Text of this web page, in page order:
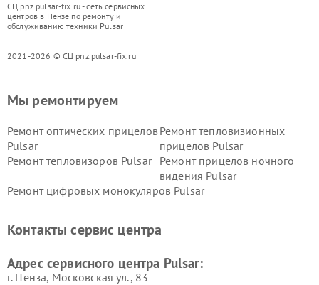
СЦ pnz.pulsar-fix.ru - сеть сервисных
центров в Пензе по ремонту и
обслуживанию техники Pulsar
2021-2026 © СЦ pnz.pulsar-fix.ru
Мы ремонтируем
Ремонт оптических прицелов
Pulsar
Ремонт тепловизионных
прицелов Pulsar
Ремонт тепловизоров Pulsar
Ремонт прицелов ночного
видения Pulsar
Ремонт цифровых монокуляров Pulsar
Контакты сервис центра
Адрес сервисного центра Pulsar:
г. Пенза, Московская ул., 83